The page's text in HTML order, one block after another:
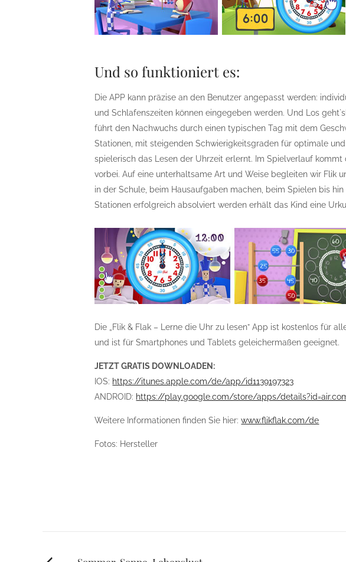
Und so funktioniert es:
Die APP kann präzise an den Benutzer angepasst werden:
und Schlafenszeiten können eingegeben werden. Und Los
führt den Nachwuchs durch einen typischen Tag mit dem
Stationen, mit steigenden Schwierigkeitsgraden für optimale
spielerisch das Lesen der Uhrzeit erlernt. Im Spielverlauf
vorbei. Auf eine unterhaltsame Art und Weise begleiten wir Flik
in der Schule, beim Hausaufgaben machen, beim Spielen bis
Stationen erfolgreich absolviert werden erhält das Kind eine
Die „Flik & Flak – Lerne die Uhr zu lesen” App ist kostenlos für
und ist für Smartphones und Tablets geleichermaßen geeignet.
JETZT GRATIS DOWNLOADEN:
IOS: https://itunes.apple.com/de/app/id1139197323
ANDROID: https://play.google.com/store/apps/
Weitere Informationen finden Sie hier:www.flikflak.com/de
Fotos: Hersteller